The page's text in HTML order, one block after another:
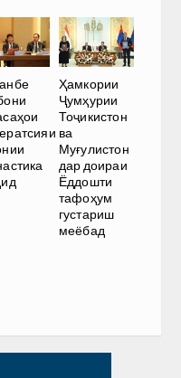
Ҳамкории
Ҷумҳурии
Тоҷикистон
ва
Муғулистон
дар доираи
Ёддошти
тафоҳум
густариш
меёбад